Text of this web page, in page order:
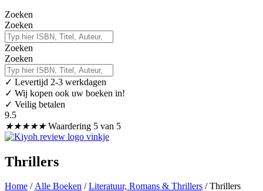
Zoeken
Zoeken
Zoeken
Zoeken
✓ Levertijd 2-3 werkdagen
✓ Wij kopen ook uw boeken in!
✓ Veilig betalen
9.5
★★★★★ Waardering 5 van 5
Thrillers
Home /Alle Boeken /Literatuur, Romans & Thrillers / Thrillers